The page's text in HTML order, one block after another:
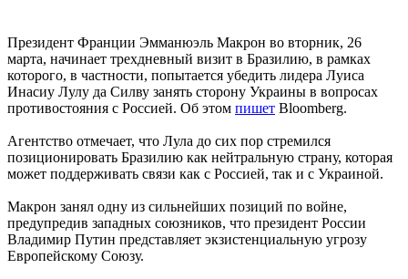
Президент Франции Эмманюэль Макрон во вторник, 26
марта, начинает трехдневный визит в Бразилию, в рамках
которого, в частности, попытается убедить лидера Луиса
Инасиу Лулу да Силву занять сторону Украины в вопросах
противостояния с Россией. Об этом пишет Bloomberg.
Агентство отмечает, что Лула до сих пор стремился
позиционировать Бразилию как нейтральную страну, которая
может поддерживать связи как с Россией, так и с Украиной.
Макрон занял одну из сильнейших позиций по войне,
предупредив западных союзников, что президент России
Владимир Путин представляет экзистенциальную угрозу
Европейскому Союзу.